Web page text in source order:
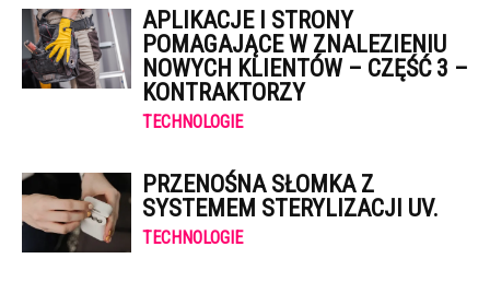
APLIKACJE I STRONY
POMAGAJĄCE W ZNALEZIENIU
NOWYCH KLIENTÓW – CZĘŚĆ 3 –
KONTRAKTORZY
TECHNOLOGIE
PRZENOŚNA SŁOMKA Z
SYSTEMEM STERYLIZACJI UV.
TECHNOLOGIE